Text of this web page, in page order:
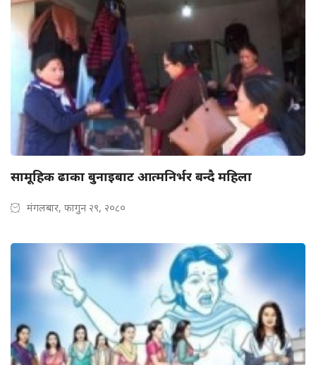
सामूहिक ढाका बुनाइबाट आत्मनिर्भर बन्दै महिला
मंगलबार, फागुन २९, २०८०